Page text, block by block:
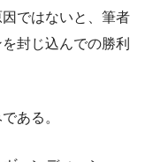
ではないと、筆者
封じ込んでの勝利
ある。